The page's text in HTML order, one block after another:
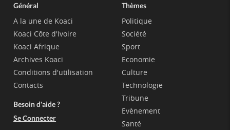
Général
A la une de Koaci
Koaci Côte d'Ivoire
Koaci Afrique
Archives Koaci
Conditions d'utilisation
Contacts
Besoin d'aide ?
Se Connecter
Thèmes
Politique
Société
Sport
Economie
Culture
Technologie
Tribune
Evènement
Santé